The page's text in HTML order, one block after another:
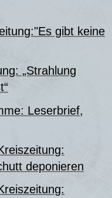
gibt keine
„Strahlung
Leserbrief,
deponieren